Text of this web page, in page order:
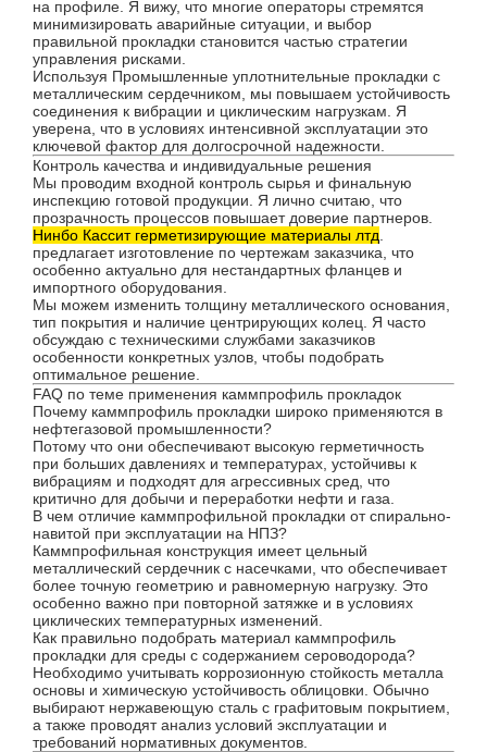
на профиле. Я вижу, что многие операторы стремятся
минимизировать аварийные ситуации, и выбор
правильной прокладки становится частью стратегии
управления рисками.
Используя Промышленные уплотнительные прокладки с
металлическим сердечником, мы повышаем устойчивость
соединения к вибрации и циклическим нагрузкам. Я
уверена, что в условиях интенсивной эксплуатации это
ключевой фактор для долгосрочной надежности.
Контроль качества и индивидуальные решения
Мы проводим входной контроль сырья и финальную
инспекцию готовой продукции. Я лично считаю, что
прозрачность процессов повышает доверие партнеров.
Нинбо Кассит герметизирующие материалы лтд
предлагает изготовление по чертежам заказчика, что
особенно актуально для нестандартных фланцев и
импортного оборудования.
Мы можем изменить толщину металлического основания,
тип покрытия и наличие центрирующих колец. Я часто
обсуждаю с техническими службами заказчиков
особенности конкретных узлов, чтобы подобрать
оптимальное решение.
FAQ по теме применения каммпрофиль прокладок
Почему каммпрофиль прокладки широко применяются в
нефтегазовой промышленности?
Потому что они обеспечивают высокую герметичность
при больших давлениях и температурах, устойчивы к
вибрациям и подходят для агрессивных сред, что
критично для добычи и переработки нефти и газа.
В чем отличие каммпрофильной прокладки от спирально-
навитой при эксплуатации на НПЗ?
Каммпрофильная конструкция имеет цельный
металлический сердечник с насечками, что обеспечивает
более точную геометрию и равномерную нагрузку. Это
особенно важно при повторной затяжке и в условиях
циклических температурных изменений.
Как правильно подобрать материал каммпрофиль
прокладки для среды с содержанием сероводорода?
Необходимо учитывать коррозионную стойкость металла
основы и химическую устойчивость облицовки. Обычно
выбирают нержавеющую сталь с графитовым покрытием,
а также проводят анализ условий эксплуатации и
требований нормативных документов.